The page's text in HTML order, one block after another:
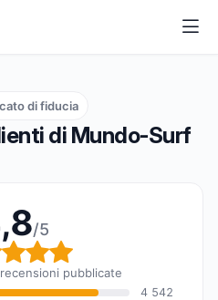
di Mundo-Surf
di fiducia
/5
globale:
pubblicate
4 542